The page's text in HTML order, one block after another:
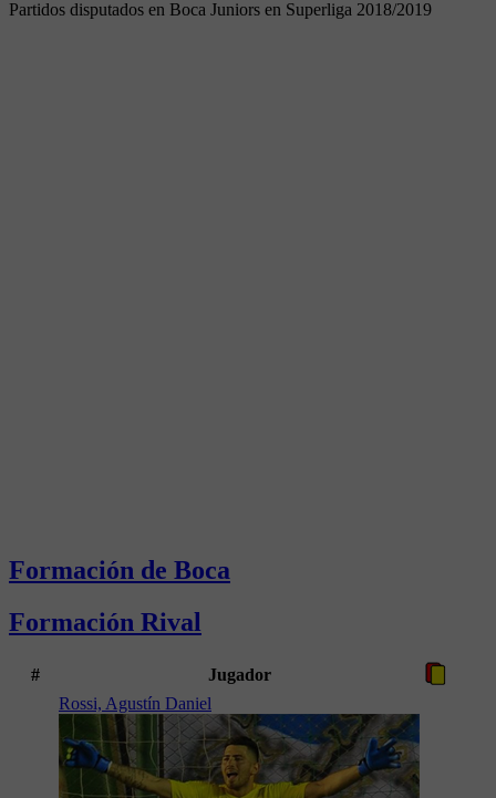
Partidos disputados en Boca Juniors en Superliga 2018/2019
Formación de Boca
Formación Rival
# Jugador
Rossi, Agustín Daniel